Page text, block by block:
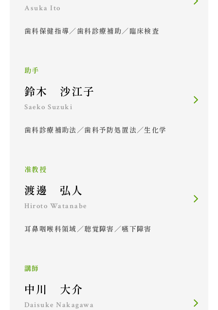
Asuka Ito
歯科保健指導／歯科診療補助／臨床検査
助手
鈴木 沙江子
Saeko Suzuki
歯科診療補助法／歯科予防処置法／生化学
准教授
渡邊 弘人
Hiroto Watanabe
耳鼻咽喉科領域／聴覚障害／嚥下障害
講師
中川 大介
Daisuke Nakagawa